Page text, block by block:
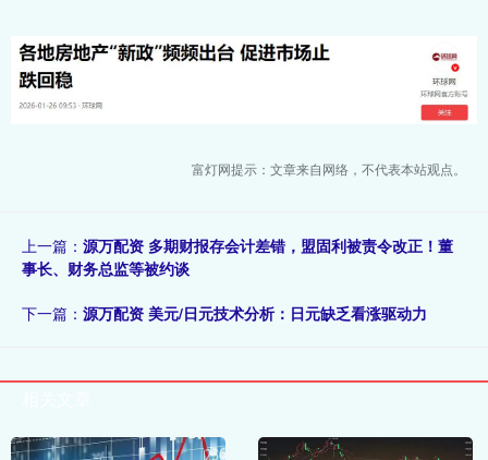
富灯网提示：文章来自网络，不代表本站观点。
上一篇： 源万配资 多期财报存会计差错，盟固利被责令改正！董
事长、财务总监等被约谈
下一篇： 源万配资 美元/日元技术分析：日元缺乏看涨驱动力